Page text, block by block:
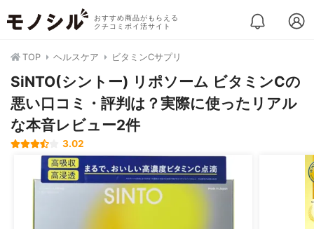
おすすめ商品がもらえる
クチコミポイ活サイト
TOP ヘルスケア ビタミンCサプリ
SiNTO(シントー) リポソーム ビタミンCの
悪い口コミ・評判は？実際に使ったリアル
な本音レビュー2件
3.02